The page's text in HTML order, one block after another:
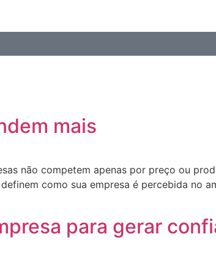
mais
não competem apenas por preço ou
como sua empresa é percebida no
para gerar